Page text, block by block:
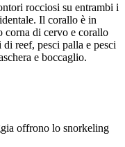
rocciosi su entrambi i
Il corallo è in
corna di cervo e corallo
reef, pesci palla e pesci
e boccaglio.
offrono lo snorkeling